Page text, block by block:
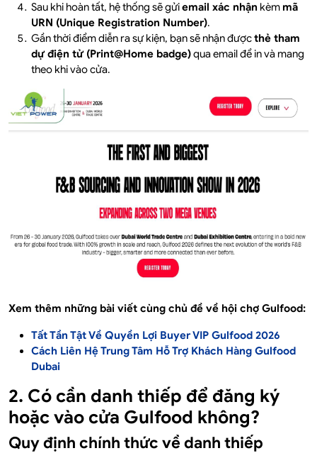
Sau khi hoàn tất, hệ thống sẽ gửiemail xác nhận kèm mã
URN (Unique Registration Number).
Gần thời điểm diễn ra sự kiện, bạn sẽ nhận đượcthẻ tham
dự điện tử (Print@Home badge)qua email để in và mang
theo khi vào cửa.
Xem thêm những bài viết cùng chủ đề về hội chợ Gulfood:
Tất Tần Tật Về Quyền Lợi Buyer VIP Gulfood 2026
Cách Liên Hệ Trung Tâm Hỗ Trợ Khách Hàng Gulfood
Dubai
2. Có cần danh thiếp để đăng ký
hoặc vào cửa Gulfood không?
Quy định chính thức về danh thiếp